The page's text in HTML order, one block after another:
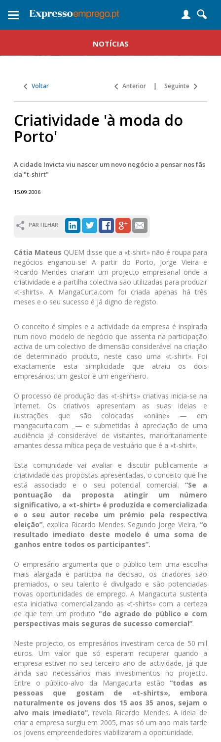
Toggle
NOTÍCIAS
Voltar Anterior | Seguinte
Criatividade 'à moda do
Porto'
A cidade Invicta viu nascer um novo negócio a pensar nos fãs
da "t-shirt"
15.09.2006
PARTILHAR
Cátia Mateus QUEM disse que a «t-shirt» não é roupa para
negócios enganou-se! A partir do Porto, Jorge Vieira e
Ricardo Mendes criaram um projecto empresarial onde a
criatividade e a partilha colectiva são utilizadas para produzir
«t-shirts». A MangaCurta.com foi criada apenas há três
meses e o seu sucesso é já digno de registo.
O conceito é simples e a actividade da empresa é inspirada
num novo modelo de negócio que assenta na participação
activa de um colectivo de dimensão considerável na criação
de determinado produto, neste caso uma «t-shirt». Foi
exactamente esta simplicidade que atraiu os dois
empresários: um gestor e um engenheiro.
O processo de produção das «t-shirts» criativas inicia-se na
Internet. Os criativos apresentam as suas ideias e
ilustrações que são colocadas «online» — em
mangacurta.com _— e submetidas à apreciação de uma
audiência já considerável de visitantes, marioritariamente
amantes dessa mítica peça de vestuário que é a «t-shirt».
Esta comunidade vai avaliar e discutir publicamente a
criatividade das propostas apresentadas, o conceito que lhe
está associado e o seu potencial comercial.“Se a
pontuação da proposta atingir um número
significativo, a «t-shirt» é produzida e comercializada
e o seu autor recebe um prémio pela respectiva
eleição”, explica Ricardo Mendes. Segundo Jorge Vieira, “o
resultado imediato deste modelo é uma soma de
ganhos entre todos os participantes”.
O empresário argumenta que o público tem uma escolha
mais alargada e participa na decisão, os criadores são
premiados, o seu talento é divulgado e são potenciadas
novas oportunidades de emprego. A Mangacurta sustenta
esta iniciativa comercializando as «t-shirts» com a certeza
de que tem um produto "do agrado do público e com
perspectivas mais seguras de sucesso comercial”.
Neste projecto, os empresários investiram cerca de 50 mil
euros. Um valor que só esperam recuperar quando a
empresa estiver no seu terceiro ano de actividade, já que
ainda são necessários mais investimentos no projecto.
Entre o público-alvo da Mangacurta estão“todas as
pessoas que gostam de «t-shirts», embora
naturalmente os jovens dos 15 aos 35 anos, sejam o
alvo mais imediato”, revela Ricardo Mendes. A ideia de
criar a empresa surgiu em 2005, mas só um ano mais tarde
os jovens empreendedores viabilizaram a oportunidade.